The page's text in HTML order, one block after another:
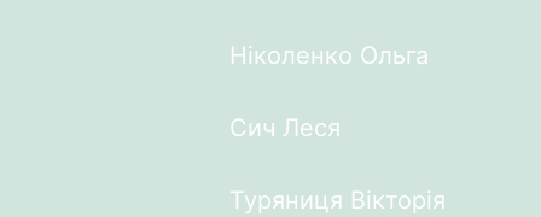
Ніколенко Ольга
Сич Леся
Туряниця Вікторія